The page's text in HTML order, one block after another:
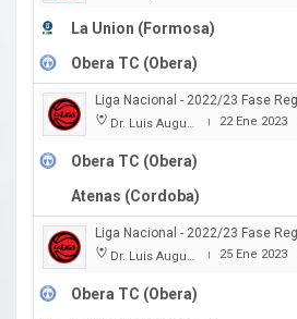
La Union (Formosa)
Obera TC (Obera)
Liga Nacional - 2022/23 Fase
Dr. Luis Augusto Derna | 22 Ene 2023
Obera TC (Obera)
Atenas (Cordoba)
Liga Nacional - 2022/23 Fase
Dr. Luis Augusto Derna | 25 Ene 2023
Obera TC (Obera)